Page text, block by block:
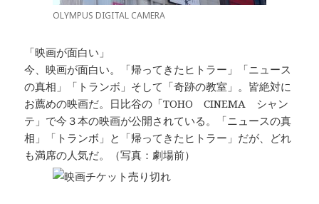
OLYMPUS DIGITAL CAMERA
「映画が面白い」
今、映画が面白い。「帰ってきたヒトラー」「ニュース
の真相」「トランボ」そして「奇跡の教室」。皆絶対に
お薦めの映画だ。日比谷の「TOHO CINEMA シャン
テ」で今３本の映画が公開されている。「ニュースの真
相」「トランボ」と「帰ってきたヒトラー」だが、どれ
も満席の人気だ。（写真：劇場前）